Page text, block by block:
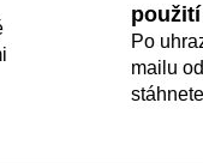
použití
Po
mailu